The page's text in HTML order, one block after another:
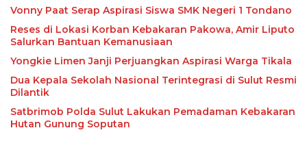
Vonny Paat Serap Aspirasi Siswa SMK Negeri 1 Tondano
Reses di Lokasi Korban Kebakaran Pakowa, Amir Liputo
Salurkan Bantuan Kemanusiaan
Yongkie Limen Janji Perjuangkan Aspirasi Warga Tikala
Dua Kepala Sekolah Nasional Terintegrasi di Sulut Resmi
Dilantik
Satbrimob Polda Sulut Lakukan Pemadaman Kebakaran
Hutan Gunung Soputan